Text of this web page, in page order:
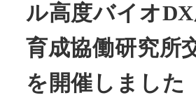
ル高度バイオ
育成協働研究所
を開催しました